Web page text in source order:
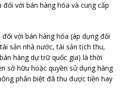
với bán hàng hóa và cung cấp
với bán hàng hóa (áp dụng đối
sản nhà nước, tài sản tịch thu,
hàng dự trữ quốc gia) là thời
sở hữu hoặc quyền sử dụng hàng
phân biệt đã thu được tiền hay